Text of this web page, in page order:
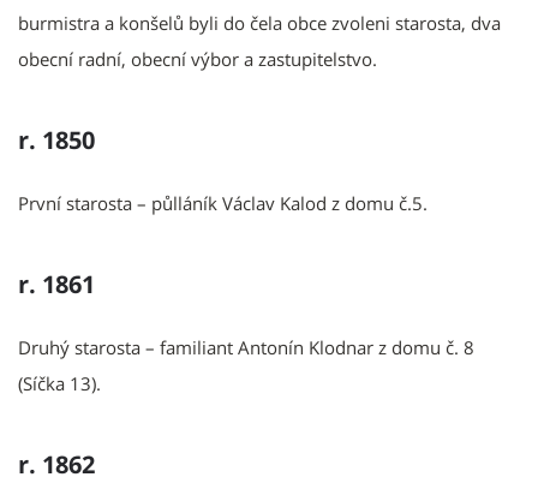
burmistra a konšelů byli do čela obce zvoleni starosta, dva
obecní radní, obecní výbor a zastupitelstvo.
r. 1850
První starosta – půlláník Václav Kalod z domu č.5.
r. 1861
Druhý starosta – familiant Antonín Klodnar z domu č. 8
(Síčka 13).
r. 1862